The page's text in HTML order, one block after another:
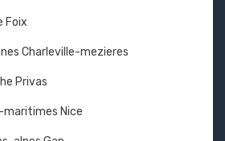
Foix
Charleville-mezieres
Privas
maritimes Nice